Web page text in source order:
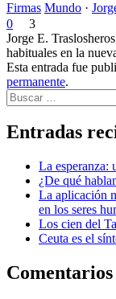
Firmas Mundo ·
0
3
Jorge E.
habituales en la
Esta entrada fue
permanente.
Buscar
Entradas
La esperanza:
¿De qué
La aplicación
en los seres
Los cien del
Ceuta es el